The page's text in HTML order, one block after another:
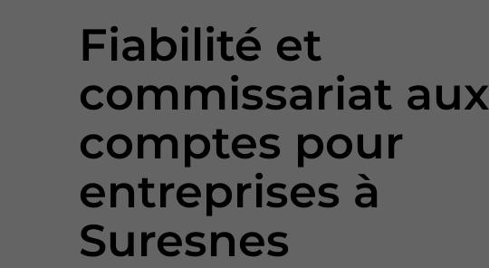
Fiabilité et
commissariat aux
comptes pour
entreprises à
Suresnes